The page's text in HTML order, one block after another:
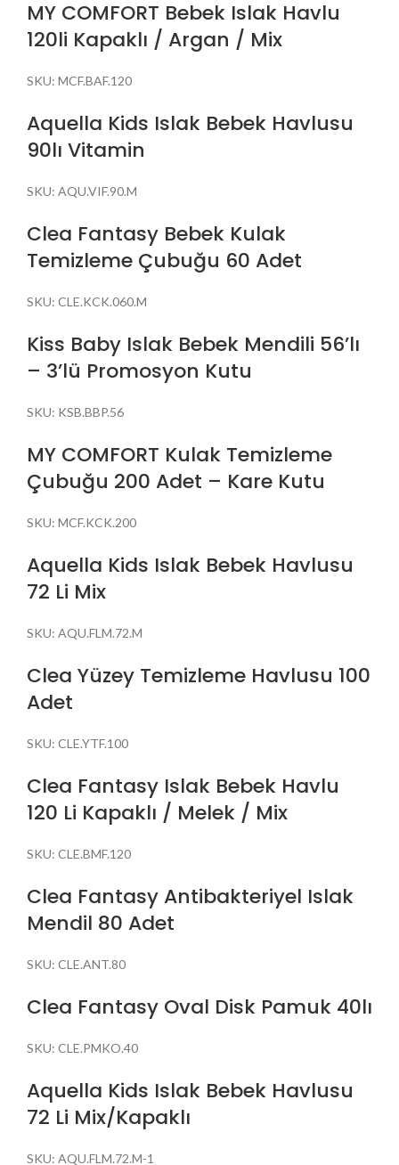
MY COMFORT Bebek Islak Havlu
120li Kapaklı / Argan / Mix
SKU: MCF.BAF.120
Aquella Kids Islak Bebek Havlusu
90lı Vitamin
SKU: AQU.VIF.90.M
Clea Fantasy Bebek Kulak
Temizleme Çubuğu 60 Adet
SKU: CLE.KCK.060.M
Kiss Baby Islak Bebek Mendili 56’lı
– 3’lü Promosyon Kutu
SKU: KSB.BBP.56
MY COMFORT Kulak Temizleme
Çubuğu 200 Adet – Kare Kutu
SKU: MCF.KCK.200
Aquella Kids Islak Bebek Havlusu
72 Li Mix
SKU: AQU.FLM.72.M
Clea Yüzey Temizleme Havlusu 100
Adet
SKU: CLE.YTF.100
Clea Fantasy Islak Bebek Havlu
120 Li Kapaklı / Melek / Mix
SKU: CLE.BMF.120
Clea Fantasy Antibakteriyel Islak
Mendil 80 Adet
SKU: CLE.ANT.80
Clea Fantasy Oval Disk Pamuk 40lı
SKU: CLE.PMKO.40
Aquella Kids Islak Bebek Havlusu
72 Li Mix/Kapaklı
SKU: AQU.FLM.72.M-1